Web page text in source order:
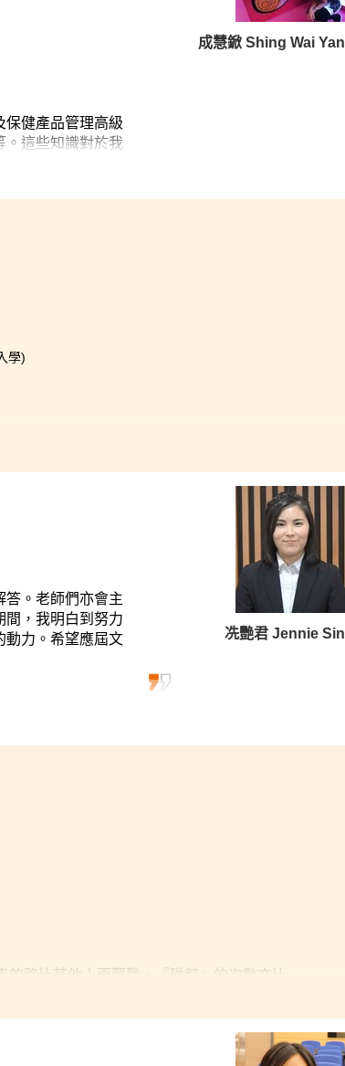
成慧鍁 Shing Wai Yan
健產品管理高級
這些知識對於我
識。現在，我很
學)
冼艷君 Jennie Sin
。老師們亦會主
，我明白到努力
動力。希望應屆文
路比其他人更艱難，『碰釘』的次數亦比
的護理學系碩士課程。我慶幸擁有這些挫
地方，感謝書院給我一個改變自己及『向
付出便沒有收穫。最後，我深信在醫療及保
及各種醫療儀器基礎知識，對修讀碩士課程